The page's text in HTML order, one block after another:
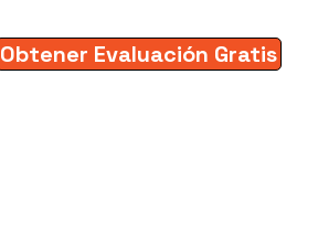
Obtener Evaluación Gratis